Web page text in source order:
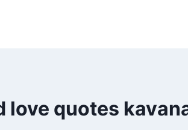
love quotes